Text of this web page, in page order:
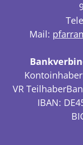
Mail:
VR
IBAN: